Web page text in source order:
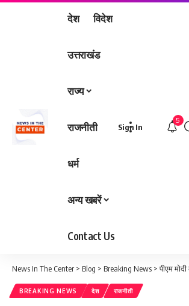
देश विदेश
उत्तराखंड
राज्य
राजनीती
धर्म
अन्य खबरें
Contact Us
Sign In
5
News In The Center > Blog > Breaking News >पीएम मोदी के
BREAKING NEWS देश राजनीती